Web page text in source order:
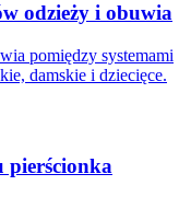
odzieży i obuwia
pomiędzy systemami
damskie i dziecięce.
pierścionka